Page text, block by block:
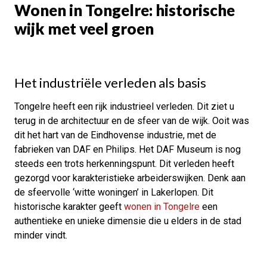
Wonen in Tongelre: historische
wijk met veel groen
Het industriële verleden als basis
Tongelre heeft een rijk industrieel verleden. Dit ziet u
terug in de architectuur en de sfeer van de wijk. Ooit was
dit het hart van de Eindhovense industrie, met de
fabrieken van DAF en Philips. Het DAF Museum is nog
steeds een trots herkenningspunt. Dit verleden heeft
gezorgd voor karakteristieke arbeiderswijken. Denk aan
de sfeervolle ‘witte woningen’ in Lakerlopen. Dit
historische karakter geeft wonen in Tongelre een
authentieke en unieke dimensie die u elders in de stad
minder vindt.